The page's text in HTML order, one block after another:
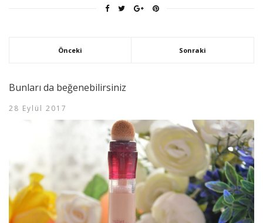
Önceki Sonraki
Bunları da beğenebilirsiniz
28 Eylül 2017